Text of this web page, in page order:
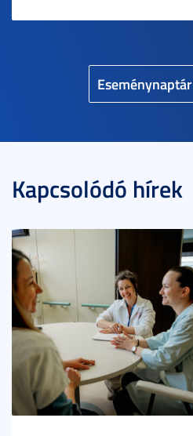
Eseménynaptár
Kapcsolódó hírek